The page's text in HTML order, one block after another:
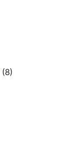
(8)